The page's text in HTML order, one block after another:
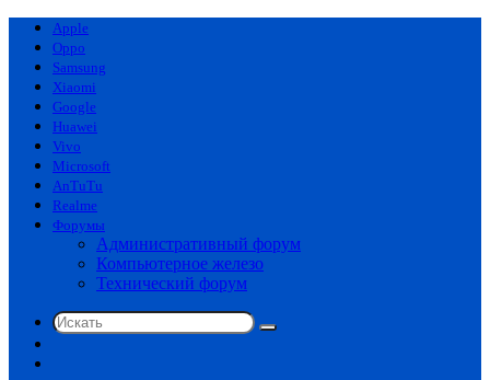
Apple
Oppo
Samsung
Xiaomi
Google
Huawei
Vivo
Microsoft
AnTuTu
Realme
Форумы
Административный форум
Компьютерное железо
Технический форум
Искать